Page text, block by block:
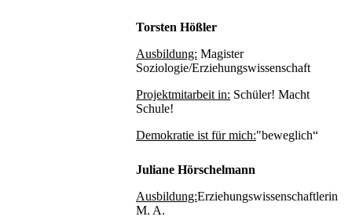
Torsten Hößler
Ausbildung: Magister
Soziologie/Erziehungswissenschaft
Projektmitarbeit in: Schüler! Macht
Schule!
Demokratie ist für mich:"beweglich“
Juliane Hörschelmann
Ausbildung:Erziehungswissenschaftlerin
M. A.